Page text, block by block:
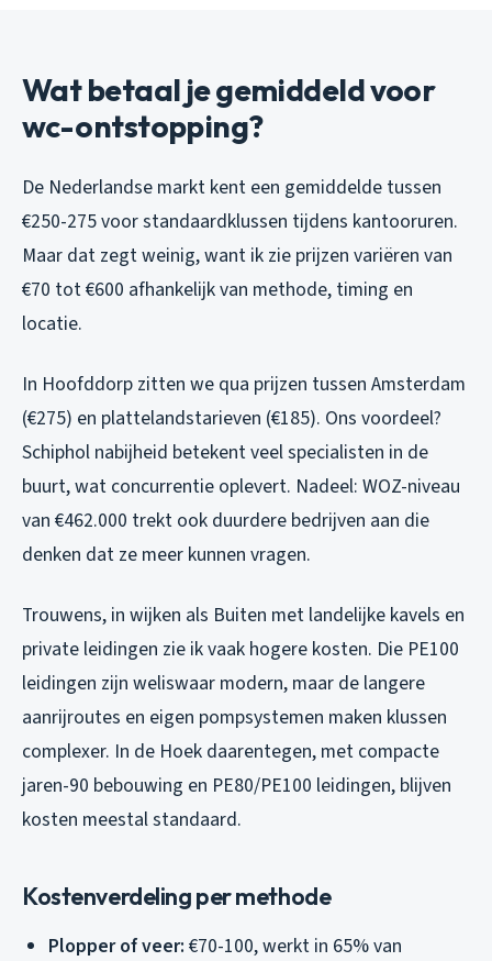
Wat betaal je gemiddeld voor
wc-ontstopping?
De Nederlandse markt kent een gemiddelde tussen
€250-275 voor standaardklussen tijdens kantooruren.
Maar dat zegt weinig, want ik zie prijzen variëren van
€70 tot €600 afhankelijk van methode, timing en
locatie.
In Hoofddorp zitten we qua prijzen tussen Amsterdam
(€275) en plattelandstarieven (€185). Ons voordeel?
Schiphol nabijheid betekent veel specialisten in de
buurt, wat concurrentie oplevert. Nadeel: WOZ-niveau
van €462.000 trekt ook duurdere bedrijven aan die
denken dat ze meer kunnen vragen.
Trouwens, in wijken als Buiten met landelijke kavels en
private leidingen zie ik vaak hogere kosten. Die PE100
leidingen zijn weliswaar modern, maar de langere
aanrijroutes en eigen pompsystemen maken klussen
complexer. In de Hoek daarentegen, met compacte
jaren-90 bebouwing en PE80/PE100 leidingen, blijven
kosten meestal standaard.
Kostenverdeling per methode
Plopper of veer: €70-100, werkt in 65% van